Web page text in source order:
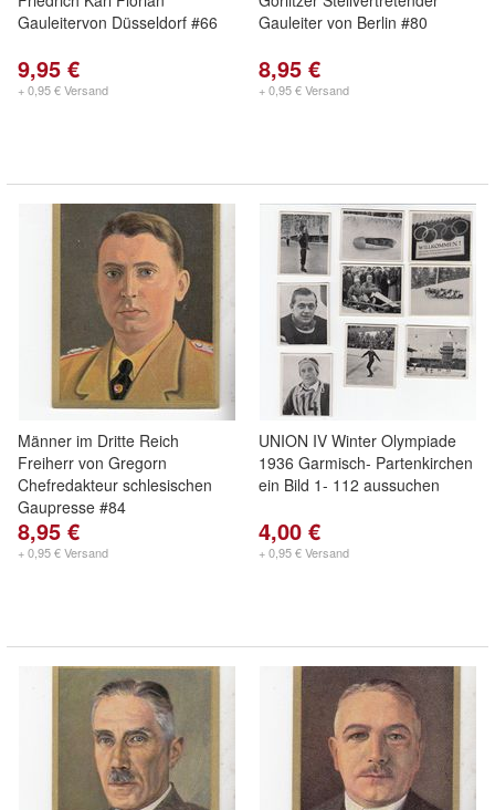
Gauleitervon Düsseldorf #66
9,95 €
+ 0,95 € Versand
Gauleiter von Berlin #80
8,95 €
+ 0,95 € Versand
Männer im Dritte Reich
Freiherr von Gregorn
Chefredakteur schlesischen
Gaupresse #84
8,95 €
+ 0,95 € Versand
UNION IV Winter Olympiade
1936 Garmisch- Partenkirchen
ein Bild 1- 112 aussuchen
4,00 €
+ 0,95 € Versand